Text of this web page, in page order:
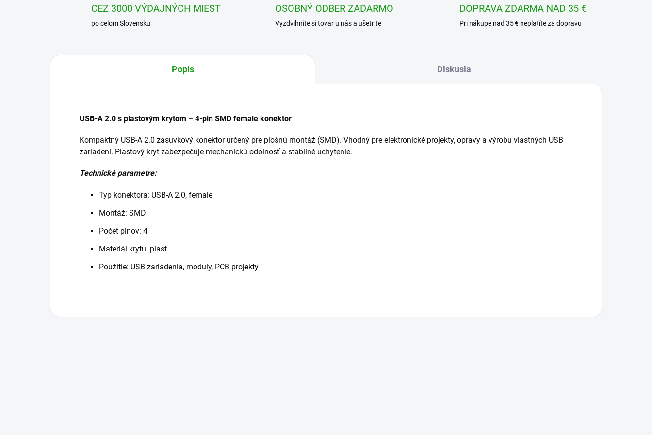
CEZ 3000 VÝDAJNÝCH MIEST
po celom Slovensku
OSOBNÝ ODBER ZADARMO
Vyzdvihnite si tovar u nás a ušetrite
DOPRAVA ZDARMA NAD 35 €
Pri nákupe nad 35 € neplatíte za dopravu
Popis Diskusia
USB-A 2.0 s plastovým krytom – 4-pin SMD female konektor
Kompaktný USB-A 2.0 zásuvkový konektor určený pre plošnú montáž (SMD). Vhodný pre elektronické projekty, opravy a výrobu vlastných USB
zariadení. Plastový kryt zabezpečuje mechanickú odolnosť a stabilné uchytenie.
Technické parametre:
Typ konektora: USB-A 2.0, female
Montáž: SMD
Počet pinov: 4
Materiál krytu: plast
Použitie: USB zariadenia, moduly, PCB projekty